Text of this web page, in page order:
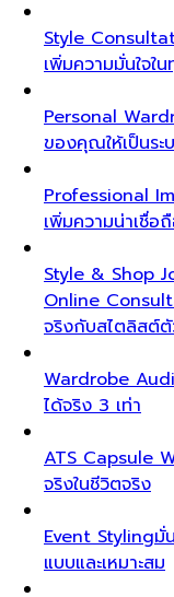
Style
เพิ่มความมั่นใจใ
Personal
ของคุณให้เป็นระ
Professional
เพิ่มความน่าเชื่อ
Style & Shop
Online
จริงกับสไตลิสต์
Wardrobe
ได้จริง 3 เท่า
ATS Capsule
จริงในชีวิตจริง
Event Stylingมั่
แบบและเหมาะสม